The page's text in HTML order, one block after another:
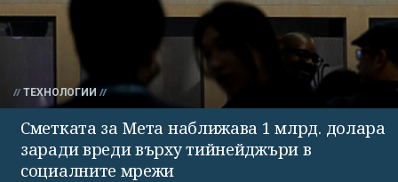
ТЕХНОЛОГИИ
Сметката за Мета наближава 1 млрд. долара
заради вреди върху тийнейджъри в
социалните мрежи